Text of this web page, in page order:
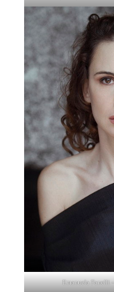
Emanuela Fanelli